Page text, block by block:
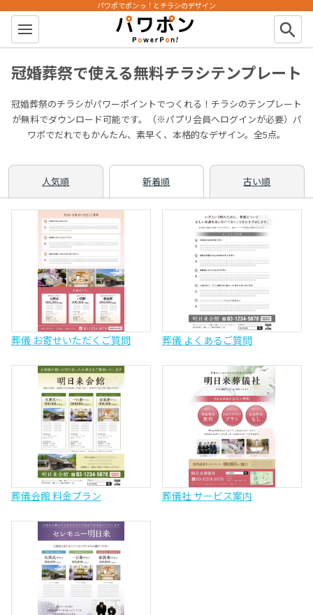
パワポン
パワポでポンっ！とチラシのデザイン
search
冠婚葬祭で使える無料チラシテンプレート
冠婚葬祭のチラシがパワーポイントでつくれる！チラシのテンプレート
が無料でダウンロード可能です。（※パプリ会員へログインが必要）パ
ワポでだれでもかんたん、素早く、本格的なデザイン。全5点。
人気順 新着順 古い順
葬儀 お寄せいただくご質問 葬儀 よくあるご質問
葬儀会館 料金プラン 葬儀社 サービス案内